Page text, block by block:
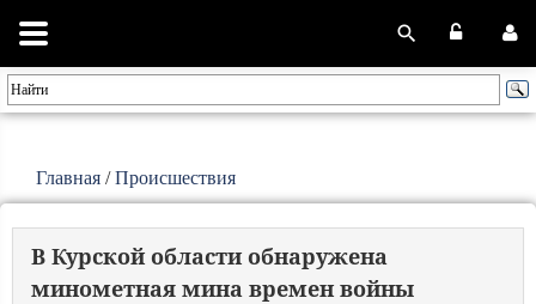
Главная /Происшествия
В Курской области обнаружена
минометная мина времен войны